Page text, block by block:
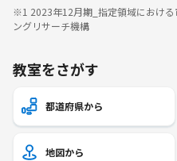
※1 2023年12月期_指定領域における
ングリサーチ機構
教室をさがす
都道府県から
地図から